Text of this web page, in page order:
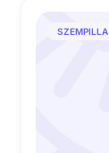
SZEMPILLA